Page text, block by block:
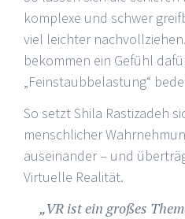
komplexe und schwer
viel leichter
bekommen ein Gefühl
„Feinstaubbelastung“
So setzt Shila Rastizadeh
menschlicher
auseinander – und
Virtuelle Realität.
„VR ist ein großes